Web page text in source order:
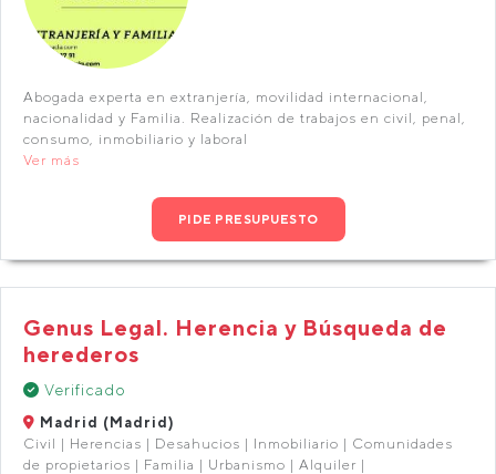
Abogada experta en extranjería, movilidad internacional,
nacionalidad y Familia. Realización de trabajos en civil, penal,
consumo, inmobiliario y laboral
Ver más
PIDE PRESUPUESTO
Genus Legal. Herencia y Búsqueda de
herederos
Verificado
Madrid (Madrid)
Civil | Herencias | Desahucios | Inmobiliario | Comunidades
de propietarios | Familia | Urbanismo | Alquiler |